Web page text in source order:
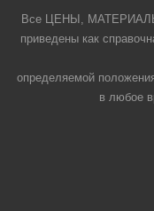
Все ЦЕНЫ,
приведены как
определяемой
в любое